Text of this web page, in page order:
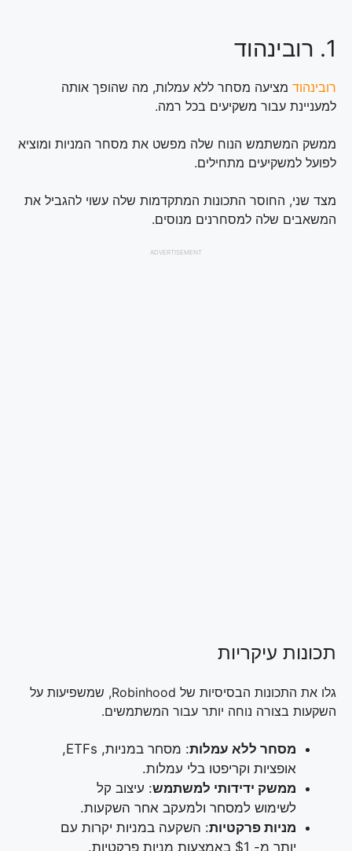
1. רובינהוד
רובינהוד מציעה מסחר ללא עמלות, מה שהופך אותה
למעניינת עבור משקיעים בכל רמה.
ממשק המשתמש הנוח שלה מפשט את מסחר המניות ומוציא
לפועל למשקיעים מתחילים.
מצד שני, החוסר התכונות המתקדמות שלה עשוי להגביל את
המשאבים שלה למסחרנים מנוסים.
ADVERTISEMENT
תכונות עיקריות
גלו את התכונות הבסיסיות של Robinhood, שמשפיעות על
השקעות בצורה נוחה יותר עבור המשתמשים.
מסחר ללא עמלות
: מסחר במניות, ETFs,
אופציות וקריפטו בלי עמלות.
ממשק ידידותי למשתמש: עיצוב קל
לשימוש למסחר ולמעקב אחר השקעות.
מניות פרקטיות: השקעה במניות יקרות עם
יותר מ- $1 באמצעות מניות פרקטיות.